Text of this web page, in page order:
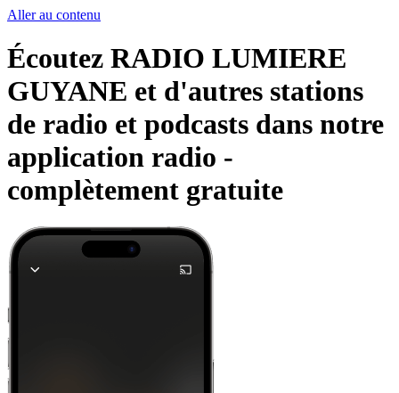
Aller au contenu
Écoutez RADIO LUMIERE
GUYANE et d'autres stations
de radio et podcasts dans notre
application radio -
complètement gratuite